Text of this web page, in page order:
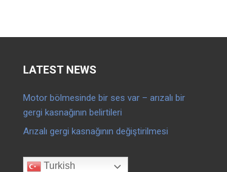
LATEST NEWS
Motor bölmesinde bir ses var – arızalı bir
gergi kasnağının belirtileri
Arızalı gergi kasnağının değiştirilmesi
Turkish